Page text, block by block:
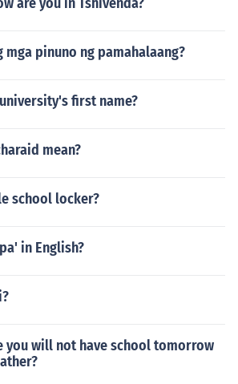
mga pinuno ng pamahalaang?
first name?
mean?
school locker?
in English?
you will not have school tomorrow